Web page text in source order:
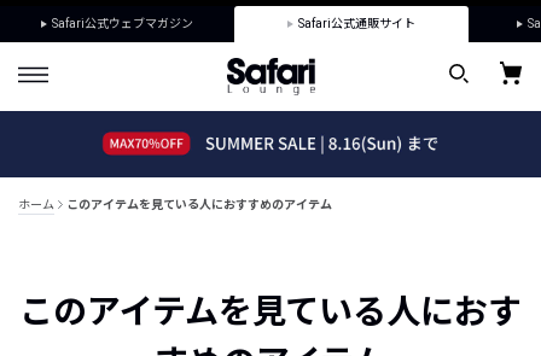
Safari公式ウェブマガジン Safari公式通販サイト
ホーム このアイテムを見ている人におすすめのアイテム
このアイテムを見ている人におす